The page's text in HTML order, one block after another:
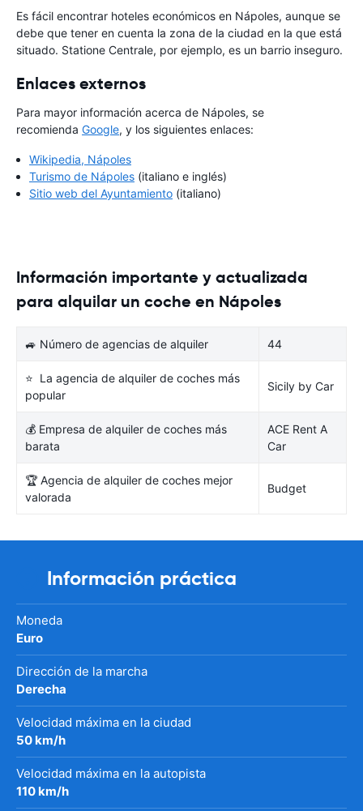
Es fácil encontrar hoteles económicos en Nápoles, aunque se
debe que tener en cuenta la zona de la ciudad en la que está
situado. Statione Centrale, por ejemplo, es un barrio inseguro.
Enlaces externos
Para mayor información acerca de Nápoles, se
recomienda Google, y los siguientes enlaces:
Wikipedia, Nápoles
Turismo de Nápoles (italiano e inglés)
Sitio web del Ayuntamiento (italiano)
Información importante y actualizada
para alquilar un coche en Nápoles
🚙 Número de agencias de alquiler 44
⭐ La agencia de alquiler de coches más
popular
Sicily by Car
💰 Empresa de alquiler de coches más
barata
ACE Rent A
Car
🏆 Agencia de alquiler de coches mejor
valorada
Budget
Información práctica
Moneda
Euro
Dirección de la marcha
Derecha
Velocidad máxima en la ciudad
50 km/h
Velocidad máxima en la autopista
110 km/h